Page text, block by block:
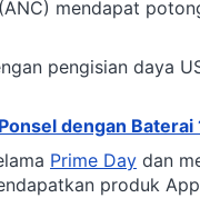
mendapat
pengisian daya
dengan
Prime Day dan
produk